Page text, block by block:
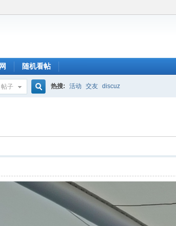
随机看帖
帖子 热搜: 活动 交友 discuz